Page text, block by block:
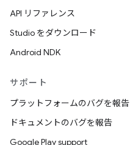
API リファレンス
Studio をダウンロード
Android NDK
サポート
プラットフォームのバグを報告
ドキュメントのバグを報告
Google Play support